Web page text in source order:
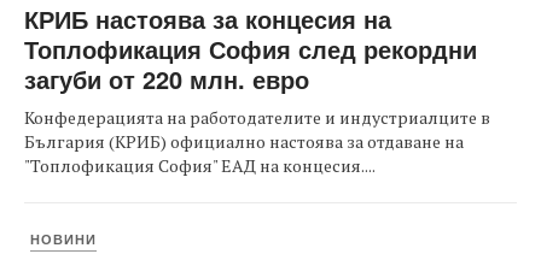
КРИБ настоява за концесия на
Топлофикация София след рекордни
загуби от 220 млн. евро
Конфедерацията на работодателите и индустриалците в
България (КРИБ) официално настоява за отдаване на
"Топлофикация София" ЕАД на концесия....
НОВИНИ